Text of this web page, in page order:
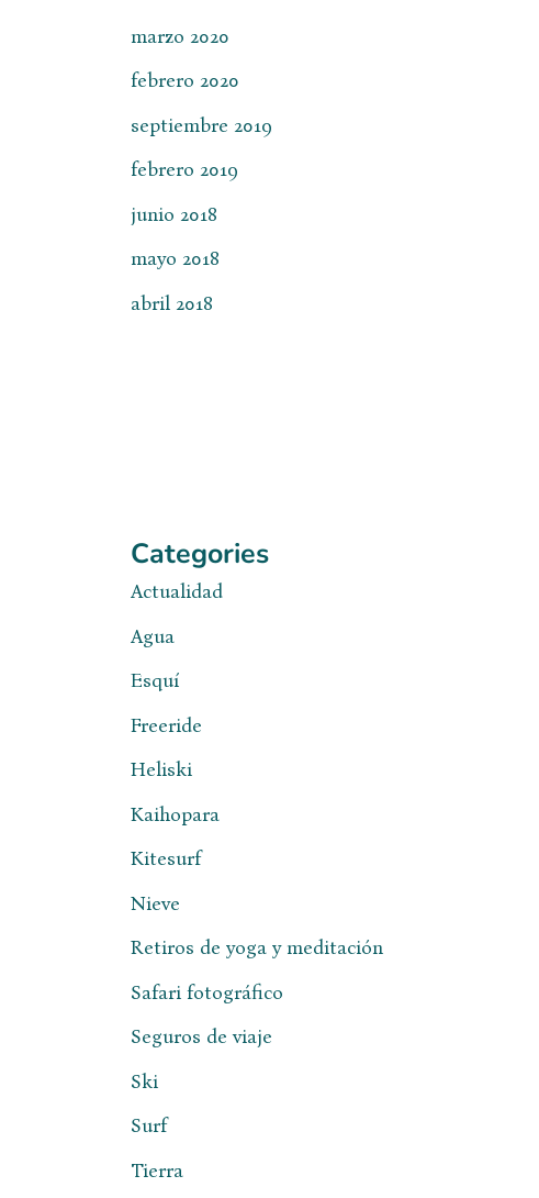
marzo 2020
febrero 2020
septiembre 2019
febrero 2019
junio 2018
mayo 2018
abril 2018
Categories
Actualidad
Agua
Esquí
Freeride
Heliski
Kaihopara
Kitesurf
Nieve
Retiros de yoga y meditación
Safari fotográfico
Seguros de viaje
Ski
Surf
Tierra